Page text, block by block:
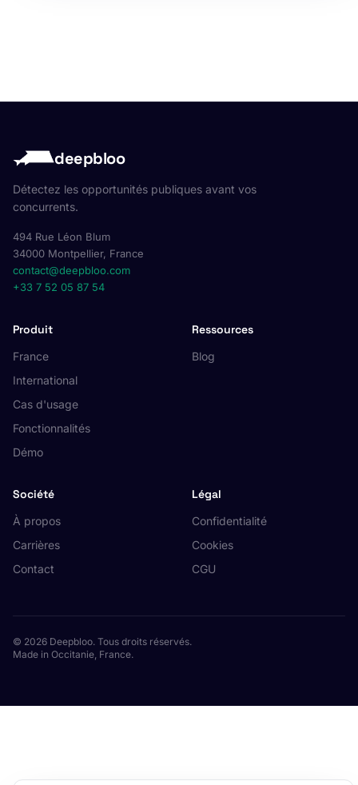
deepbloo
Détectez les opportunités publiques avant vos
concurrents.
494 Rue Léon Blum
34000 Montpellier, France
contact@deepbloo.com
+33 7 52 05 87 54
Produit
France
International
Cas d'usage
Fonctionnalités
Démo
Ressources
Blog
Société
À propos
Carrières
Contact
Légal
Confidentialité
Cookies
CGU
© 2026 Deepbloo. Tous droits réservés.
Made in Occitanie, France.